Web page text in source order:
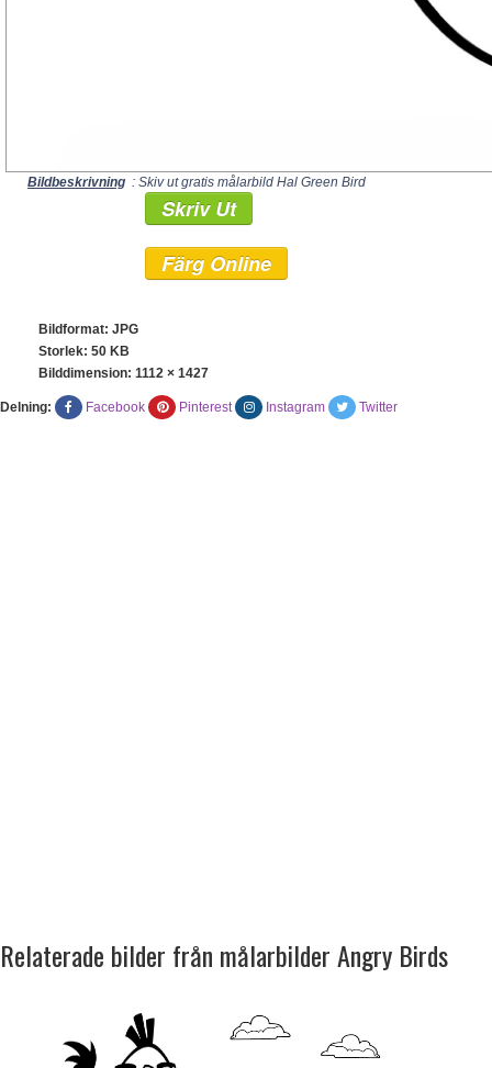
Bildbeskrivning : Skiv ut gratis målarbild Hal Green Bird
Skriv Ut
Färg Online
Bildformat: JPG
Storlek: 50 KB
Bilddimension: 1112 × 1427
Delning: Facebook Pinterest Instagram Twitter
Relaterade bilder från målarbilder Angry Birds